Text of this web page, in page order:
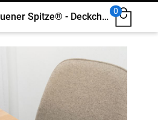
Alegia #1W Plauener Spitze® - Deckchen
0